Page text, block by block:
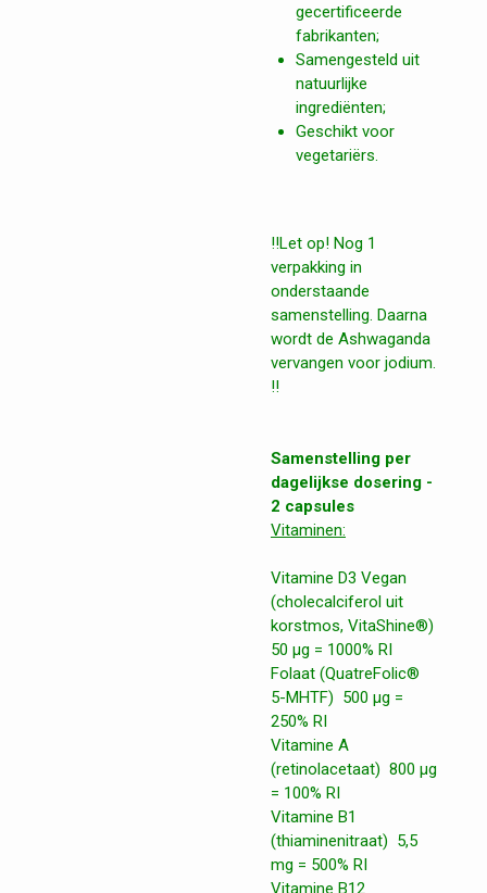
gecertificeerde
fabrikanten;
Samengesteld uit
natuurlijke
ingrediënten;
Geschikt voor
vegetariërs.
!!Let op! Nog 1
verpakking in
onderstaande
samenstelling. Daarna
wordt de Ashwaganda
vervangen voor jodium.
!!
Samenstelling per
dagelijkse dosering -
2 capsules
Vitaminen:
Vitamine D3 Vegan
(cholecalciferol uit
korstmos, VitaShine®)
50 μg = 1000% RI
Folaat (QuatreFolic®
5-MHTF) 500 μg =
250% RI
Vitamine A
(retinolacetaat) 800 μg
= 100% RI
Vitamine B1
(thiaminenitraat) 5,5
mg = 500% RI
Vitamine B12